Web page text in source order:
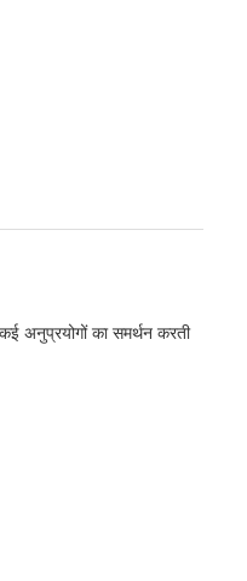
अनुप्रयोगों का समर्थन करती